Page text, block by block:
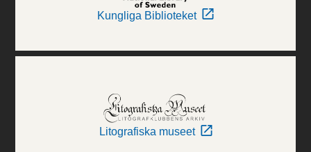
Kungliga Biblioteket
Litografiska museet